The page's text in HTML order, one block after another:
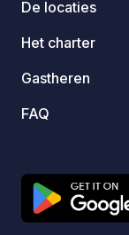
producten
De locaties
Het charter
Gastheren
FAQ